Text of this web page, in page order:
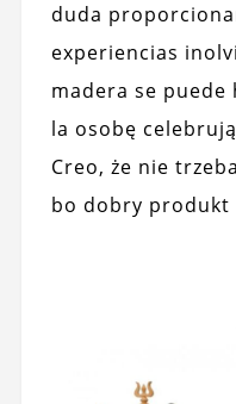
duda
experiencias
madera se
la osobę
Creo, że nie
bo dobry produkt